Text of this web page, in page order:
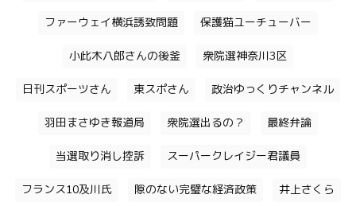
ファーウェイ横浜誘致問題 保護猫ユーチューバー
小此木八郎さんの後釜 衆院選神奈川3区
日刊スポーツさん 東スポさん 政治ゆっくりチャンネル
羽田まさゆき報道局 衆院選出るの？ 最終弁論
当選取り消し控訴 スーパークレイジー君議員
フランス10及川氏 隙のない完璧な経済政策 井上さくら